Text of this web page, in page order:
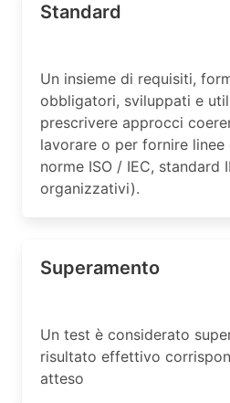
Standard
Un insieme di requisiti,
obbligatori, sviluppati e
prescrivere approcci
lavorare o per fornire linee
norme ISO / IEC, standard
organizzativi).
Superamento
Un test è considerato
risultato effettivo
atteso